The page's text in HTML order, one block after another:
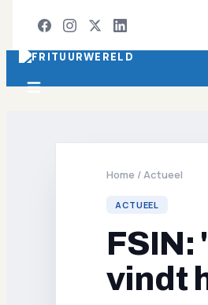
Home /Actueel
ACTUEEL
vindt